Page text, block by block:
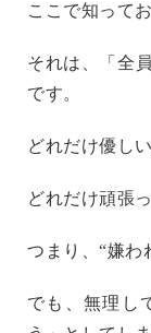
ここで知って
それは、「全
です。
どれだけ優し
どれだけ頑張
つまり、“嫌わ
でも、無理し